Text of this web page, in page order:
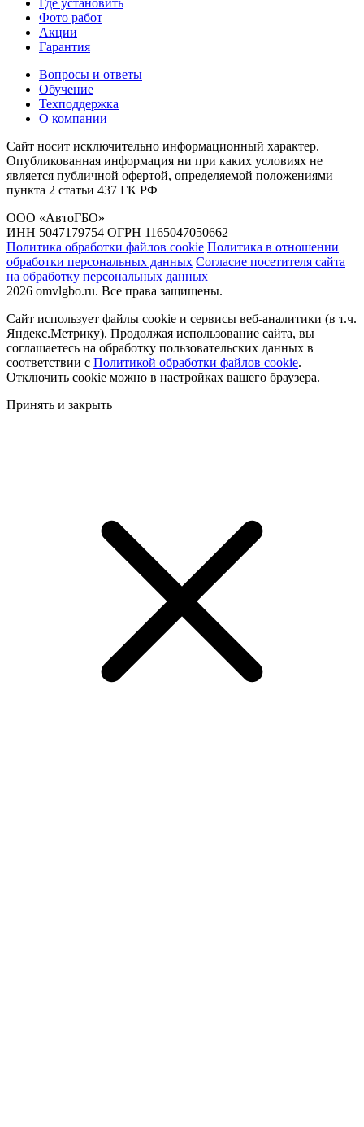
Где установить
Фото работ
Акции
Гарантия
Вопросы и ответы
Обучение
Техподдержка
О компании
Сайт носит исключительно информационный характер.
Опубликованная информация ни при каких условиях не
является публичной офертой, определяемой положениями
пункта 2 статьи 437 ГК РФ
ООО «АвтоГБО»
ИНН 5047179754 ОГРН 1165047050662
Политика обработки файлов cookie Политика в отношении
обработки персональных данных Согласие посетителя сайта
на обработку персональных данных
2026 omvlgbo.ru. Все права защищены.
Сайт использует файлы cookie и сервисы веб-аналитики (в т.ч.
Яндекс.Метрику). Продолжая использование сайта, вы
соглашаетесь на обработку пользовательских данных в
соответствии с Политикой обработки файлов cookie.
Отключить cookie можно в настройках вашего браузера.
Принять и закрыть